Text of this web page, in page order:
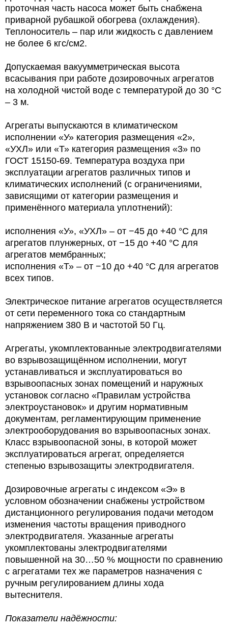
проточная часть насоса может быть снабжена
приварной рубашкой обогрева (охлаждения).
Теплоноситель – пар или жидкость с давлением
не более 6 кгс/см2.
Допускаемая вакуумметрическая высота
всасывания при работе дозировочных агрегатов
на холодной чистой воде с температурой до 30 °С
– 3 м.
Агрегаты выпускаются в климатическом
исполнении «У» категория размещения «2»,
«УХЛ» или «Т» категория размещения «3» по
ГОСТ 15150-69. Температура воздуха при
эксплуатации агрегатов различных типов и
климатических исполнений (с ограничениями,
зависящими от категории размещения и
применённого материала уплотнений):
исполнения «У», «УХЛ» – от −45 до +40 °С для
агрегатов плунжерных, от −15 до +40 °С для
агрегатов мембранных;
исполнения «Т» – от −10 до +40 °С для агрегатов
всех типов.
Электрическое питание агрегатов осуществляется
от сети переменного тока со стандартным
напряжением 380 В и частотой 50 Гц.
Агрегаты, укомплектованные электродвигателями
во взрывозащищённом исполнении, могут
устанавливаться и эксплуатироваться во
взрывоопасных зонах помещений и наружных
установок согласно «Правилам устройства
электроустановок» и другим нормативным
документам, регламентирующим применение
электрооборудования во взрывоопасных зонах.
Класс взрывоопасной зоны, в которой может
эксплуатироваться агрегат, определяется
степенью взрывозащиты электродвигателя.
Дозировочные агрегаты с индексом «Э» в
условном обозначении снабжены устройством
дистанционного регулирования подачи методом
изменения частоты вращения приводного
электродвигателя. Указанные агрегаты
укомплектованы электродвигателями
повышенной на 30…50 % мощности по сравнению
с агрегатами тех же параметров назначения с
ручным регулированием длины хода
вытеснителя.
Показатели надёжности: